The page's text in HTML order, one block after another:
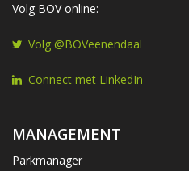
Volg BOV online:
Volg @BOVeenendaal
Connect met LinkedIn
MANAGEMENT
Parkmanager